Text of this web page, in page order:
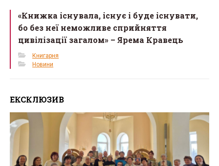
«Книжка існувала, існує і буде існувати,
бо без неї неможливе сприйняття
цивілізації загалом» – Ярема Кравець
Книгарня
Новини
ЕКСКЛЮЗИВ